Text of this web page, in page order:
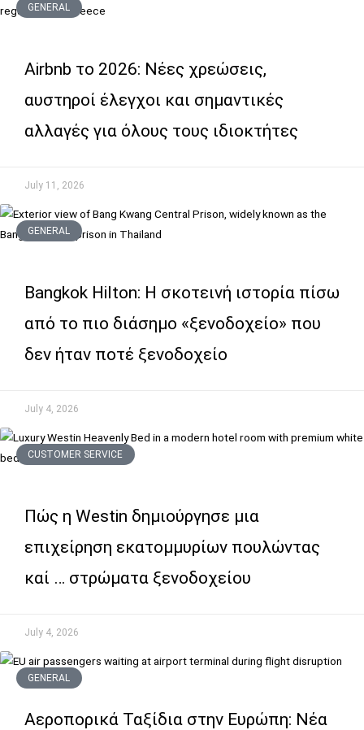
GENERAL
Airbnb το 2026: Νέες χρεώσεις,
αυστηροί έλεγχοι και σημαντικές
αλλαγές για όλους τους ιδιοκτήτες
July 11, 2026
GENERAL
Bangkok Hilton: Η σκοτεινή ιστορία πίσω
από το πιο διάσημο «ξενοδοχείο» που
δεν ήταν ποτέ ξενοδοχείο
July 4, 2026
CUSTOMER SERVICE
Πώς η Westin δημιούργησε μια
επιχείρηση εκατομμυρίων πουλώντας
καί … στρώματα ξενοδοχείου
July 4, 2026
GENERAL
Αεροπορικά Ταξίδια στην Ευρώπη: Νέα